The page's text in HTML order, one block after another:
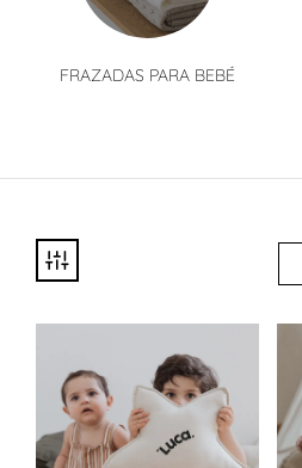
FRAZADAS PARA BEBÉ